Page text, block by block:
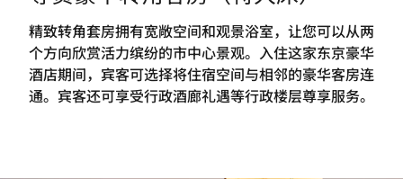
精致转角套房拥有宽敞空间和观景浴室，让您可以从两
个方向欣赏活力缤纷的市中心景观。入住这家东京豪华
酒店期间，宾客可选择将住宿空间与相邻的豪华客房连
通。宾客还可享受行政酒廊礼遇等行政楼层尊享服务。